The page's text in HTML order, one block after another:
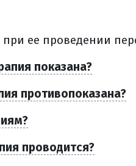
ее проведении
показана?
противопоказана?
проводится?